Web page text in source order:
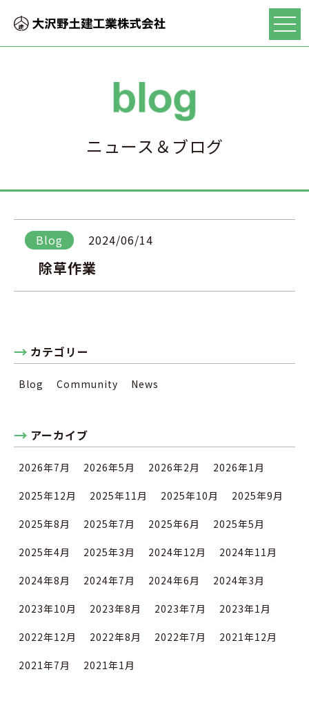
ニュース＆ブログ
Blog 2024/06/14
除草作業
カテゴリー
Blog Community News
アーカイブ
2026年7月 2026年5月 2026年2月 2026年1月
2025年12月 2025年11月 2025年10月 2025年9月
2025年8月 2025年7月 2025年6月 2025年5月
2025年4月 2025年3月 2024年12月 2024年11月
2024年8月 2024年7月 2024年6月 2024年3月
2023年10月 2023年8月 2023年7月 2023年1月
2022年12月 2022年8月 2022年7月 2021年12月
2021年7月 2021年1月